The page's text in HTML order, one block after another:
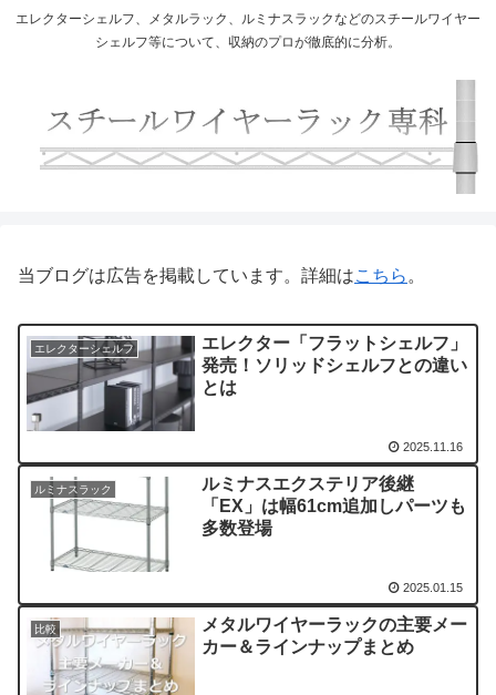
エレクターシェルフ、メタルラック、ルミナスラックなどのスチールワイヤー
シェルフ等について、収納のプロが徹底的に分析。
当ブログは広告を掲載しています。詳細はこちら 。
エレクターシェルフ
エレクター「フラットシェルフ」
発売！ソリッドシェルフとの違い
とは
2025.11.16
ルミナスラック
ルミナスエクステリア後継
「EX」は幅61cm追加しパーツも
多数登場
2025.01.15
比較
メタルワイヤーラックの主要メー
カー＆ラインナップまとめ